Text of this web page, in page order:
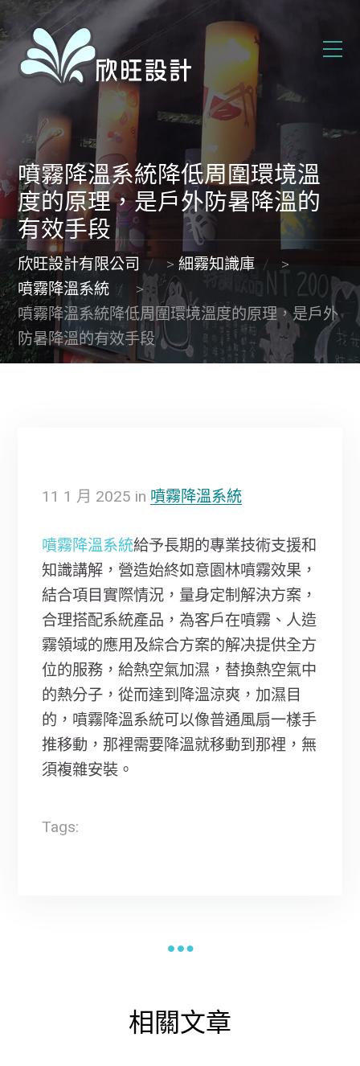
噴霧降溫系統降低周圍環境溫
度的原理，是戶外防暑降溫的
有效手段
欣旺設計有限公司 >細霧知識庫
>
噴霧降溫系統
>
噴霧降溫系統降低周圍環境溫度的原理，是戶外
防暑降溫的有效手段
11 1 月 2025 in 噴霧降溫系統
噴霧降溫系統給予長期的專業技術支援和
知識講解，營造始終如意園林噴霧效果，
結合項目實際情況，量身定制解決方案，
合理搭配系統產品，為客戶在噴霧、人造
霧領域的應用及綜合方案的解决提供全方
位的服務，給熱空氣加濕，替換熱空氣中
的熱分子，從而達到降溫涼爽，加濕目
的，噴霧降溫系統可以像普通風扇一樣手
推移動，那裡需要降溫就移動到那裡，無
須複雜安裝。
Tags:
相關文章